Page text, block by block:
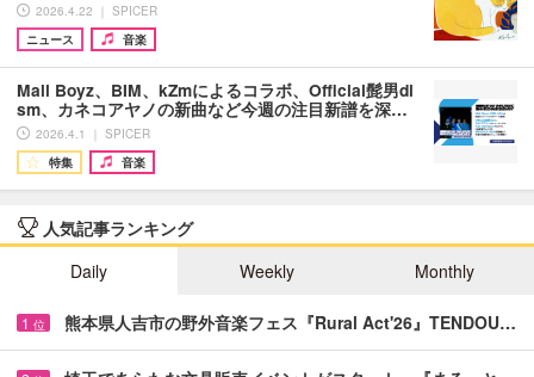
2026.4.22 ｜ SPICER
ニュース
音楽
Mall Boyz、BIM、kZmによるコラボ、Official髭男di
sm、カネコアヤノの新曲など今週の注目新譜を深…
2026.4.1 ｜ SPICER
特集
音楽
人気記事ランキング
Daily
Weekly Monthly
1 位 熊本県人吉市の野外音楽フェス『Rural Act'26』TENDOU…